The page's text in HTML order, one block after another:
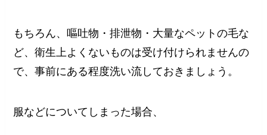
もちろん、嘔吐物・排泄物・大量なペットの毛な
ど、衛生上よくないものは受け付けられませんの
で、事前にある程度洗い流しておきましょう。
服などについてしまった場合、